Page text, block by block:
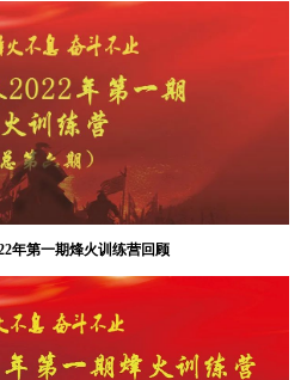
年第一期烽火训练营回顾